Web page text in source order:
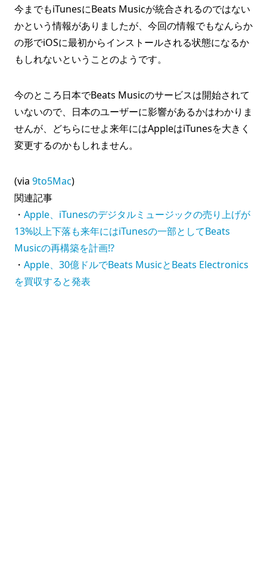
今までもiTunesにBeats Musicが統合されるのではない
かという情報がありましたが、今回の情報でもなんらか
の形でiOSに最初からインストールされる状態になるか
もしれないということのようです。
今のところ日本でBeats Musicのサービスは開始されて
いないので、日本のユーザーに影響があるかはわかりま
せんが、どちらにせよ来年にはAppleはiTunesを大きく
変更するのかもしれません。
(via 9to5Mac)
関連記事
・ Apple、iTunesのデジタルミュージックの売り上げが
13%以上下落も来年にはiTunesの一部としてBeats
Musicの再構築を計画!?
・ Apple、30億ドルでBeats MusicとBeats Electronics
を買収すると発表